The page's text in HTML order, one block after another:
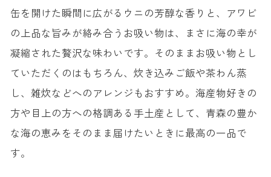
缶を開けた瞬間に広がるウニの芳醇な香りと、アワビ
の上品な旨みが絡み合うお吸い物は、まさに海の幸が
凝縮された贅沢な味わいです。そのままお吸い物とし
ていただくのはもちろん、炊き込みご飯や茶わん蒸
し、雑炊などへのアレンジもおすすめ。海産物好きの
方や目上の方への格調ある手土産として、青森の豊か
な海の恵みをそのまま届けたいときに最高の一品で
す。